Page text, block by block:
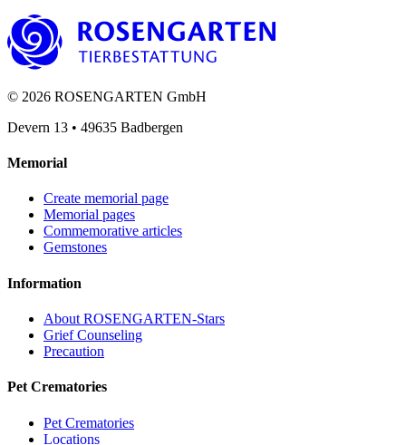
© 2026 ROSENGARTEN GmbH
Devern 13 • 49635 Badbergen
Memorial
Create memorial page
Memorial pages
Commemorative articles
Gemstones
Information
About ROSENGARTEN-Stars
Grief Counseling
Precaution
Pet Crematories
Pet Crematories
Locations